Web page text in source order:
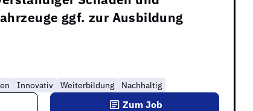
ggf. zur Ausbildung
Innovativ Weiterbildung Nachhaltig
Zum Job